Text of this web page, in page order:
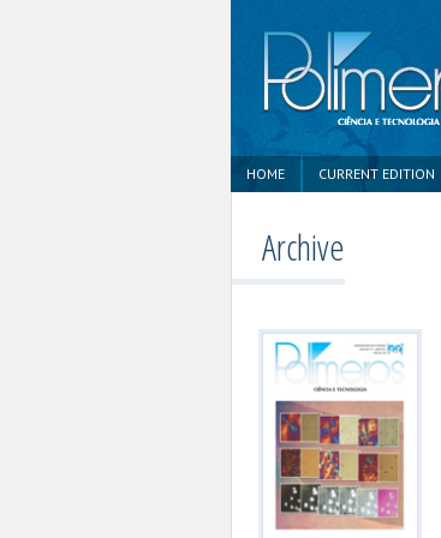
HOME CURRENT EDITION
Archive